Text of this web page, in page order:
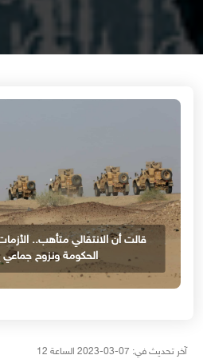
قالت أن الانتقالي متأهب..
الحكومة ونزوح جماعي
آخر تحديث في: 07-03-2023 الساعة 12